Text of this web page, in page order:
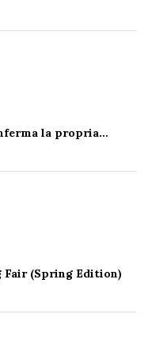
la propria…
(Spring Edition)